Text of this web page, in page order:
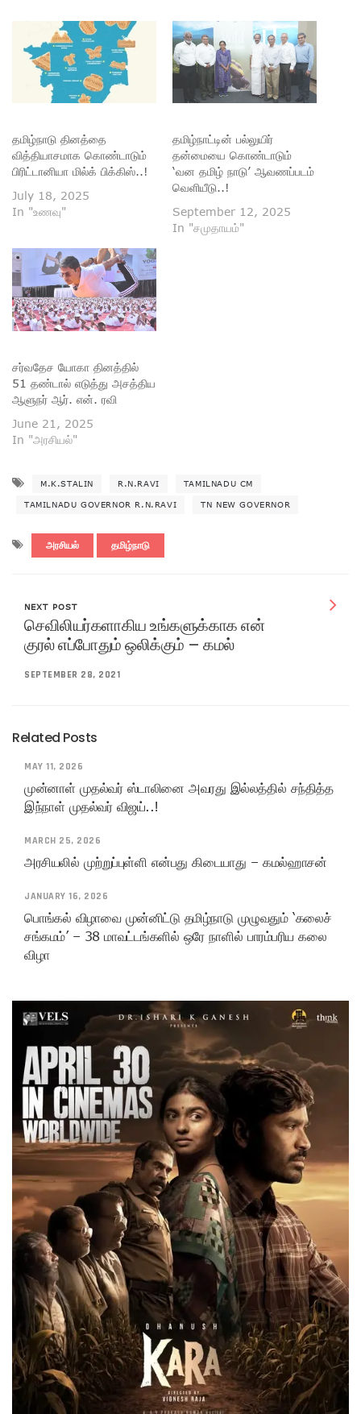
தமிழ்நாடு தினத்தை
வித்தியாசமாக கொண்டாடும்
பிரிட்டானியா மில்க் பிக்கிஸ்..!
July 18, 2025
In "உணவு"
தமிழ்நாட்டின் பல்லுயிர்
தன்மையை கொண்டாடும்
‘வன தமிழ் நாடு’ ஆவணப்படம்
வெளியீடு..!
September 12, 2025
In "சமுதாயம்"
சர்வதேச யோகா தினத்தில்
51 தண்டால் எடுத்து அசத்திய
ஆளுநர் ஆர். என். ரவி
June 21, 2025
In "அரசியல்"
M.K.STALIN R.N.RAVI TAMILNADU CM
TAMILNADU GOVERNOR R.N.RAVI TN NEW GOVERNOR
அரசியல் தமிழ்நாடு
NEXT POST
செவிலியர்களாகிய உங்களுக்காக என்
குரல் எப்போதும் ஒலிக்கும் – கமல்
SEPTEMBER 28, 2021
Related Posts
MAY 11, 2026
முன்னாள் முதல்வர் ஸ்டாலினை அவரது இல்லத்தில் சந்தித்த
இந்நாள் முதல்வர் விஜய்..!
MARCH 25, 2026
அரசியலில் முற்றுப்புள்ளி என்பது கிடையாது – கமல்ஹாசன்
JANUARY 16, 2026
பொங்கல் விழாவை முன்னிட்டு தமிழ்நாடு முழுவதும் ‘கலைச்
சங்கமம்’ – 38 மாவட்டங்களில் ஒரே நாளில் பாரம்பரிய கலை
விழா